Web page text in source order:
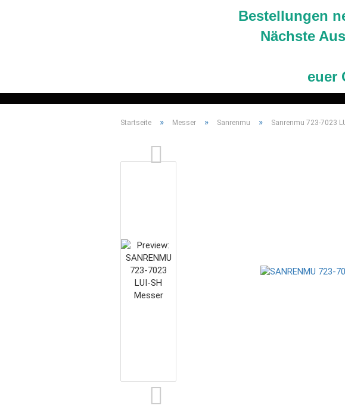
Alle
Bestellungen
Nächste
euer
Startseite » Messer » Sanrenmu » Sanrenmu 723-7023